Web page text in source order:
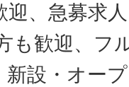
、急募求
も歓迎、フ
設・オー